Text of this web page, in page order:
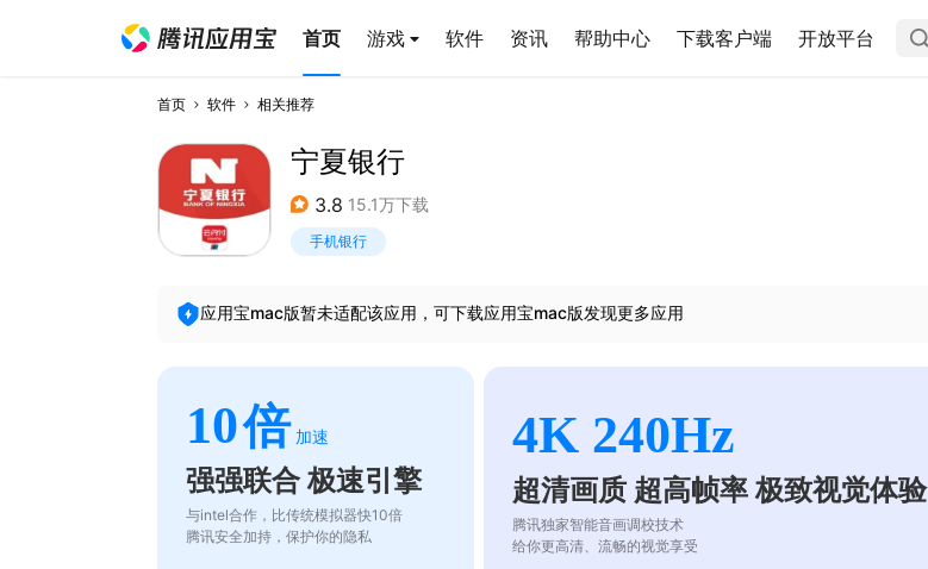
首页 游戏 软件 资讯 帮助中心 下载客户端 开放平台
首页 软件 相关推荐
宁夏银行
3.8 15.1万下载
手机银行
应用宝mac版暂未适配该应用，可下载应用宝mac版发现更多应用
10倍 加速
强强联合 极速引擎
与intel合作，比传统模拟器快10倍
腾讯安全加持，保护你的隐私
4K 240Hz
超清画质 超高帧率 极致视觉体验
腾讯独家智能音画调校技术
给你更高清、流畅的视觉享受